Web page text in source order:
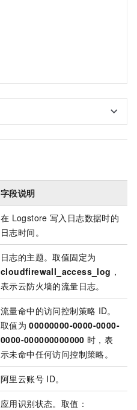
字段说明
在 Logstore 写入日志数据时的
日志时间。
日志的主题。取值固定为
cloudfirewall_access_log ，
表示云防火墙的流量日志。
流量命中的访问控制策略 ID。
取值为 00000000-0000-0000-
0000-000000000000 时，表
示未命中任何访问控制策略。
阿里云账号 ID。
应用识别状态。取值：